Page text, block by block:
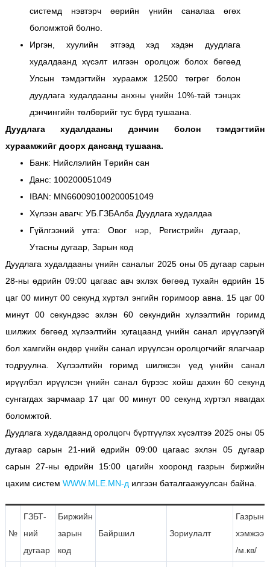
системд нэвтэрч өөрийн үнийн саналаа өгөх
боломжтой болно.
Иргэн, хуулийн этгээд хэд хэдэн дуудлага
худалдаанд хүсэлт илгээн оролцож болох бөгөөд
Улсын тэмдэгтийн хураамж 12500 төгрөг болон
дуудлага худалдааны анхны үнийн 10%-тай тэнцэх
дэнчингийн төлбөрийг тус бүрд тушаана.
Дуудлага худалдааны дэнчин болон тэмдэгтийн
хураамжийг доорх дансанд тушаана.
Банк: Нийслэлийн Төрийн сан
Данс: 100200051049
IBAN: MN660090100200051049
Хүлээн авагч: УБ.ГЗБАлба Дуудлага худалдаа
Гүйлгээний утга: Овог нэр, Регистрийн дугаар,
Утасны дугаар, Зарын код
Дуудлага худалдааны үнийн саналыг 2025 оны 05 дугаар сарын
28-ны өдрийн 09:00 цагаас авч эхлэх бөгөөд тухайн өдрийн 15
цаг 00 минут 00 секунд хүртэл энгийн горимоор авна. 15 цаг 00
минут 00 секундээс эхлэн 60 секундийн хүлээлтийн горимд
шилжих бөгөөд хүлээлтийн хугацаанд үнийн санал ирүүлээгүй
бол хамгийн өндөр үнийн санал ирүүлсэн оролцогчийг ялагчаар
тодруулна. Хүлээлтийн горимд шилжсэн үед үнийн санал
ирүүлбэл ирүүлсэн үнийн санал бүрээс хойш дахин 60 секунд
сунгагдах зарчмаар 17 цаг 00 минут 00 секунд хүртэл явагдах
боломжтой.
Дуудлага худалдаанд оролцогч бүртгүүлэх хүсэлтээ 2025 оны 05
дугаар сарын 21-ний өдрийн 09:00 цагаас эхлэн 05 дугаар
сарын 27-ны өдрийн 15:00 цагийн хооронд газрын биржийн
цахим систем WWW.MLE.MN-дилгээн баталгаажуулсан байна.
№
ГЗБТ-
ний
дугаар
Биржийн
зарын
код
Байршил Зориулалт
Газрын
хэмжээ
/м.кв/